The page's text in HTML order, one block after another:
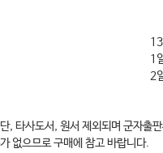
1
2
타사도서, 원서 제외되며 군자출
없으므로 구매에 참고 바랍니다.